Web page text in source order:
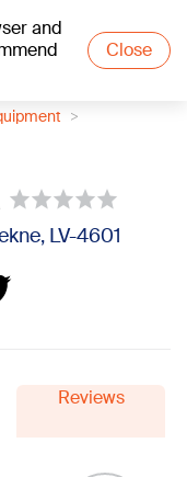
and
Close
LV-4601
Reviews